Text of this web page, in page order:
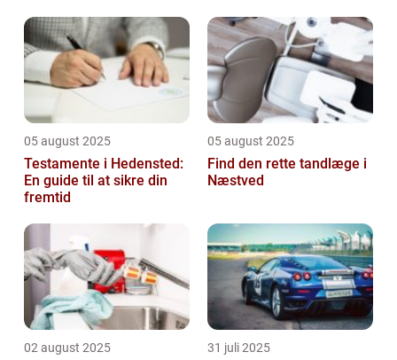
05 august 2025
Testamente i Hedensted:
En guide til at sikre din
fremtid
05 august 2025
Find den rette tandlæge i
Næstved
02 august 2025 31 juli 2025